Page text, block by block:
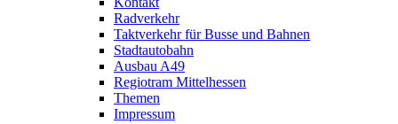
Radverkehr
Taktverkehr für Busse und Bahnen
Stadtautobahn
Ausbau A49
Regiotram Mittelhessen
Themen
Impressum